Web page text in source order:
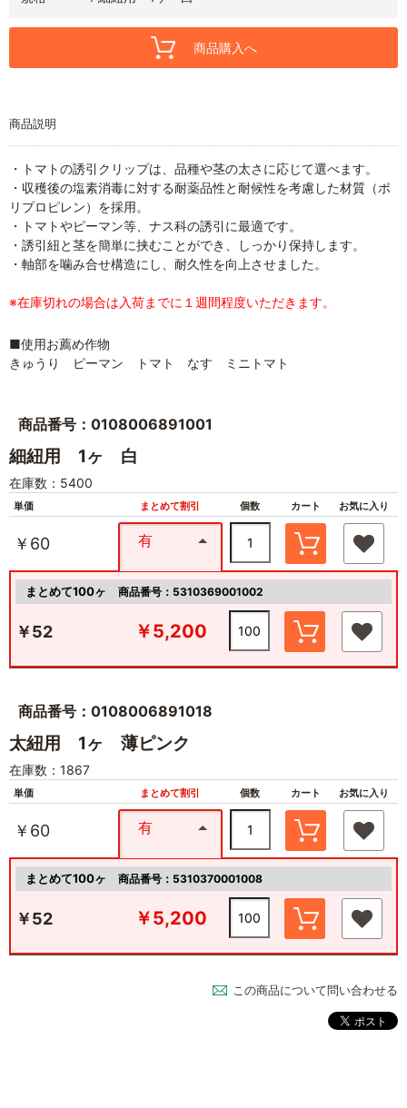
商品購入へ
商品説明
・トマトの誘引クリップは、品種や茎の太さに応じて選べます。
・収穫後の塩素消毒に対する耐薬品性と耐候性を考慮した材質（ポ
リプロピレン）を採用。
・トマトやピーマン等、ナス科の誘引に最適です。
・誘引紐と茎を簡単に挟むことができ、しっかり保持します。
・軸部を噛み合せ構造にし、耐久性を向上させました。
※在庫切れの場合は入荷までに１週間程度いただきます。
■使用お薦め作物
きゅうり ピーマン トマト なす ミニトマト
商品番号：0108006891001
細紐用 1ヶ 白
在庫数：5400
単価 まとめて割引 個数 カート お気に入り
￥60 有
まとめて100ヶ 商品番号：5310369001002
￥52 ￥5,200
商品番号：0108006891018
太紐用 1ヶ 薄ピンク
在庫数：1867
単価 まとめて割引 個数 カート お気に入り
￥60 有
まとめて100ヶ 商品番号：5310370001008
￥52 ￥5,200
この商品について問い合わせる